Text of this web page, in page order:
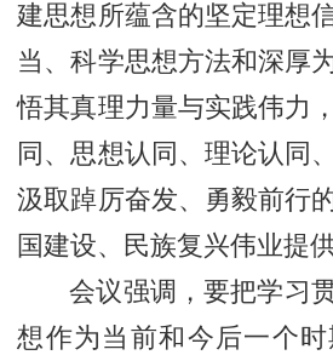
建思想所蕴含的坚定理想
当、科学思想方法和深厚
悟其真理力量与实践伟力
同、思想认同、理论认同
汲取踔厉奋发、勇毅前行
国建设、民族复兴伟业提
会议强调，要把学习
想作为当前和今后一个